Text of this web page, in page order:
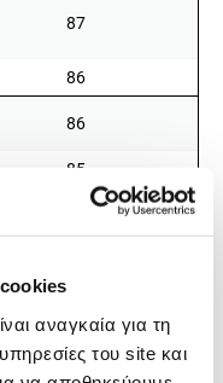
cookies
αναγκαία για τη
του site και
87
86
86
85
79
77